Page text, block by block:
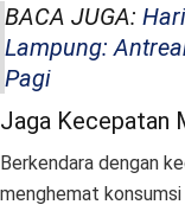
BACA JUGA:
Lampung:
Pagi
Jaga Kecepatan
Berkendara dengan
menghemat